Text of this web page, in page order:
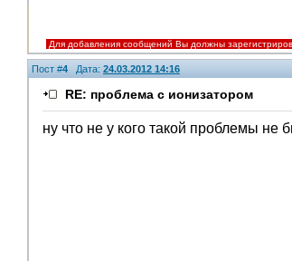
Для добавления сообщений Вы должны
Пост #4Дата: 24.03.2012 14:16
RE: проблема с ионизатором
ну что не у кого такой проблемы не